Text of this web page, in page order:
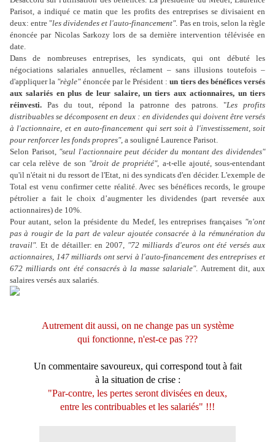
Parisot, a indiqué ce matin que les profits des entreprises se divisaient en
deux: entre "les dividendes et l'auto-financement". Pas en trois, selon la règle
énoncée par Nicolas Sarkozy lors de sa dernière intervention télévisée en
date.
Dans de nombreuses entreprises, les syndicats, qui ont débuté les
négociations salariales annuelles, réclament – sans illusions toutefois –
d'appliquer la "règle"énoncée par le Président :un tiers des bénéfices versés
aux salariés en plus de leur salaire, un tiers aux actionnaires, un tiers
réinvesti. Pas du tout, répond la patronne des patrons. "Les profits
distribuables se décomposent en deux : en dividendes qui doivent être versés
à l'actionnaire, et en auto-financement qui sert soit à l'investissement, soit
pour renforcer les fonds propres", a souligné Laurence Parisot.
Selon Parisot, "seul l'actionnaire peut décider du montant des dividendes"
car cela relève de son "droit de propriété", a-t-elle ajouté, sous-entendant
qu'il n'était ni du ressort de l'Etat, ni des syndicats d'en décider. L'exemple de
Total est venu confirmer cette réalité. Avec ses bénéfices records, le groupe
pétrolier a fait le choix d’augmenter les dividendes (part reversée aux
actionnaires) de 10%.
Pour autant, selon la présidente du Medef, les entreprises françaises "n'ont
pas à rougir de la part de valeur ajoutée consacrée à la rémunération du
travail". Et de détailler: en 2007, "72 milliards d'euros ont été versés aux
actionnaires, 147 milliards ont servi à l'auto-financement des entreprises et
672 milliards ont été consacrés à la masse salariale". Autrement dit, aux
salaires versés aux salariés.
Autrement dit aussi, on ne change pas un système
qui fonctionne, n'est-ce pas ???
Un commentaire savoureux, qui correspond tout à fait
à la situation de crise :
"Par-contre, les pertes seront divisées en deux,
entre les contribuables et les salariés" !!!